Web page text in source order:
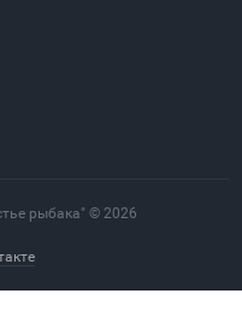
рыбака" © 2026